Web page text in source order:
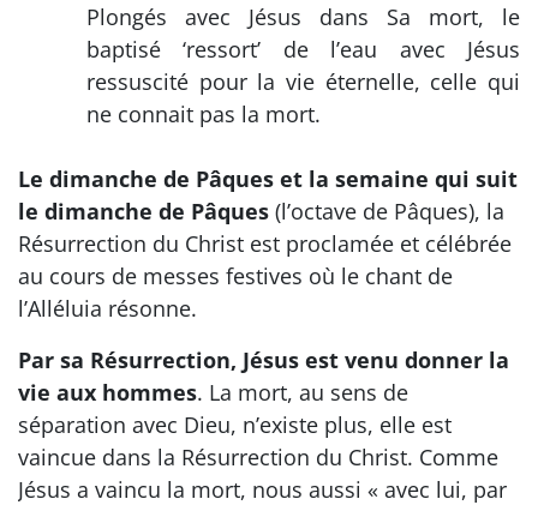
Plongés avec Jésus dans Sa mort, le
baptisé ‘ressort’ de l’eau avec Jésus
ressuscité pour la vie éternelle, celle qui
ne connait pas la mort.
Le dimanche de Pâques et la semaine qui suit
le dimanche de Pâques (l’octave de Pâques), la
Résurrection du Christ est proclamée et célébrée
au cours de messes festives où le chant de
l’Alléluia résonne.
Par sa Résurrection, Jésus est venu donner la
vie aux hommes. La mort, au sens de
séparation avec Dieu, n’existe plus, elle est
vaincue dans la Résurrection du Christ. Comme
Jésus a vaincu la mort, nous aussi « avec lui, par